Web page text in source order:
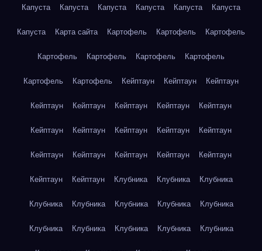
Капуста Капуста Капуста Капуста Капуста Капуста
Капуста Карта сайта Картофель Картофель Картофель
Картофель Картофель Картофель Картофель
Картофель Картофель Кейптаун Кейптаун Кейптаун
Кейптаун Кейптаун Кейптаун Кейптаун Кейптаун
Кейптаун Кейптаун Кейптаун Кейптаун Кейптаун
Кейптаун Кейптаун Кейптаун Кейптаун Кейптаун
Кейптаун Кейптаун Клубника Клубника Клубника
Клубника Клубника Клубника Клубника Клубника
Клубника Клубника Клубника Клубника Клубника